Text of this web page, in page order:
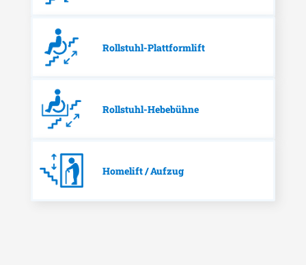
Rollstuhl-Plattformlift
Rollstuhl-Hebebühne
Homelift / Aufzug